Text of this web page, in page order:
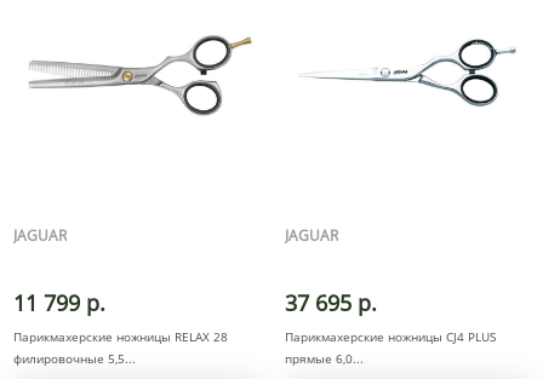
JAGUAR
11 799 р.
Парикмахерские ножницы RELAX 28
филировочные 5,5
JAGUAR
37 695 р.
Парикмахерские ножницы CJ4 PLUS
прямые 6,0